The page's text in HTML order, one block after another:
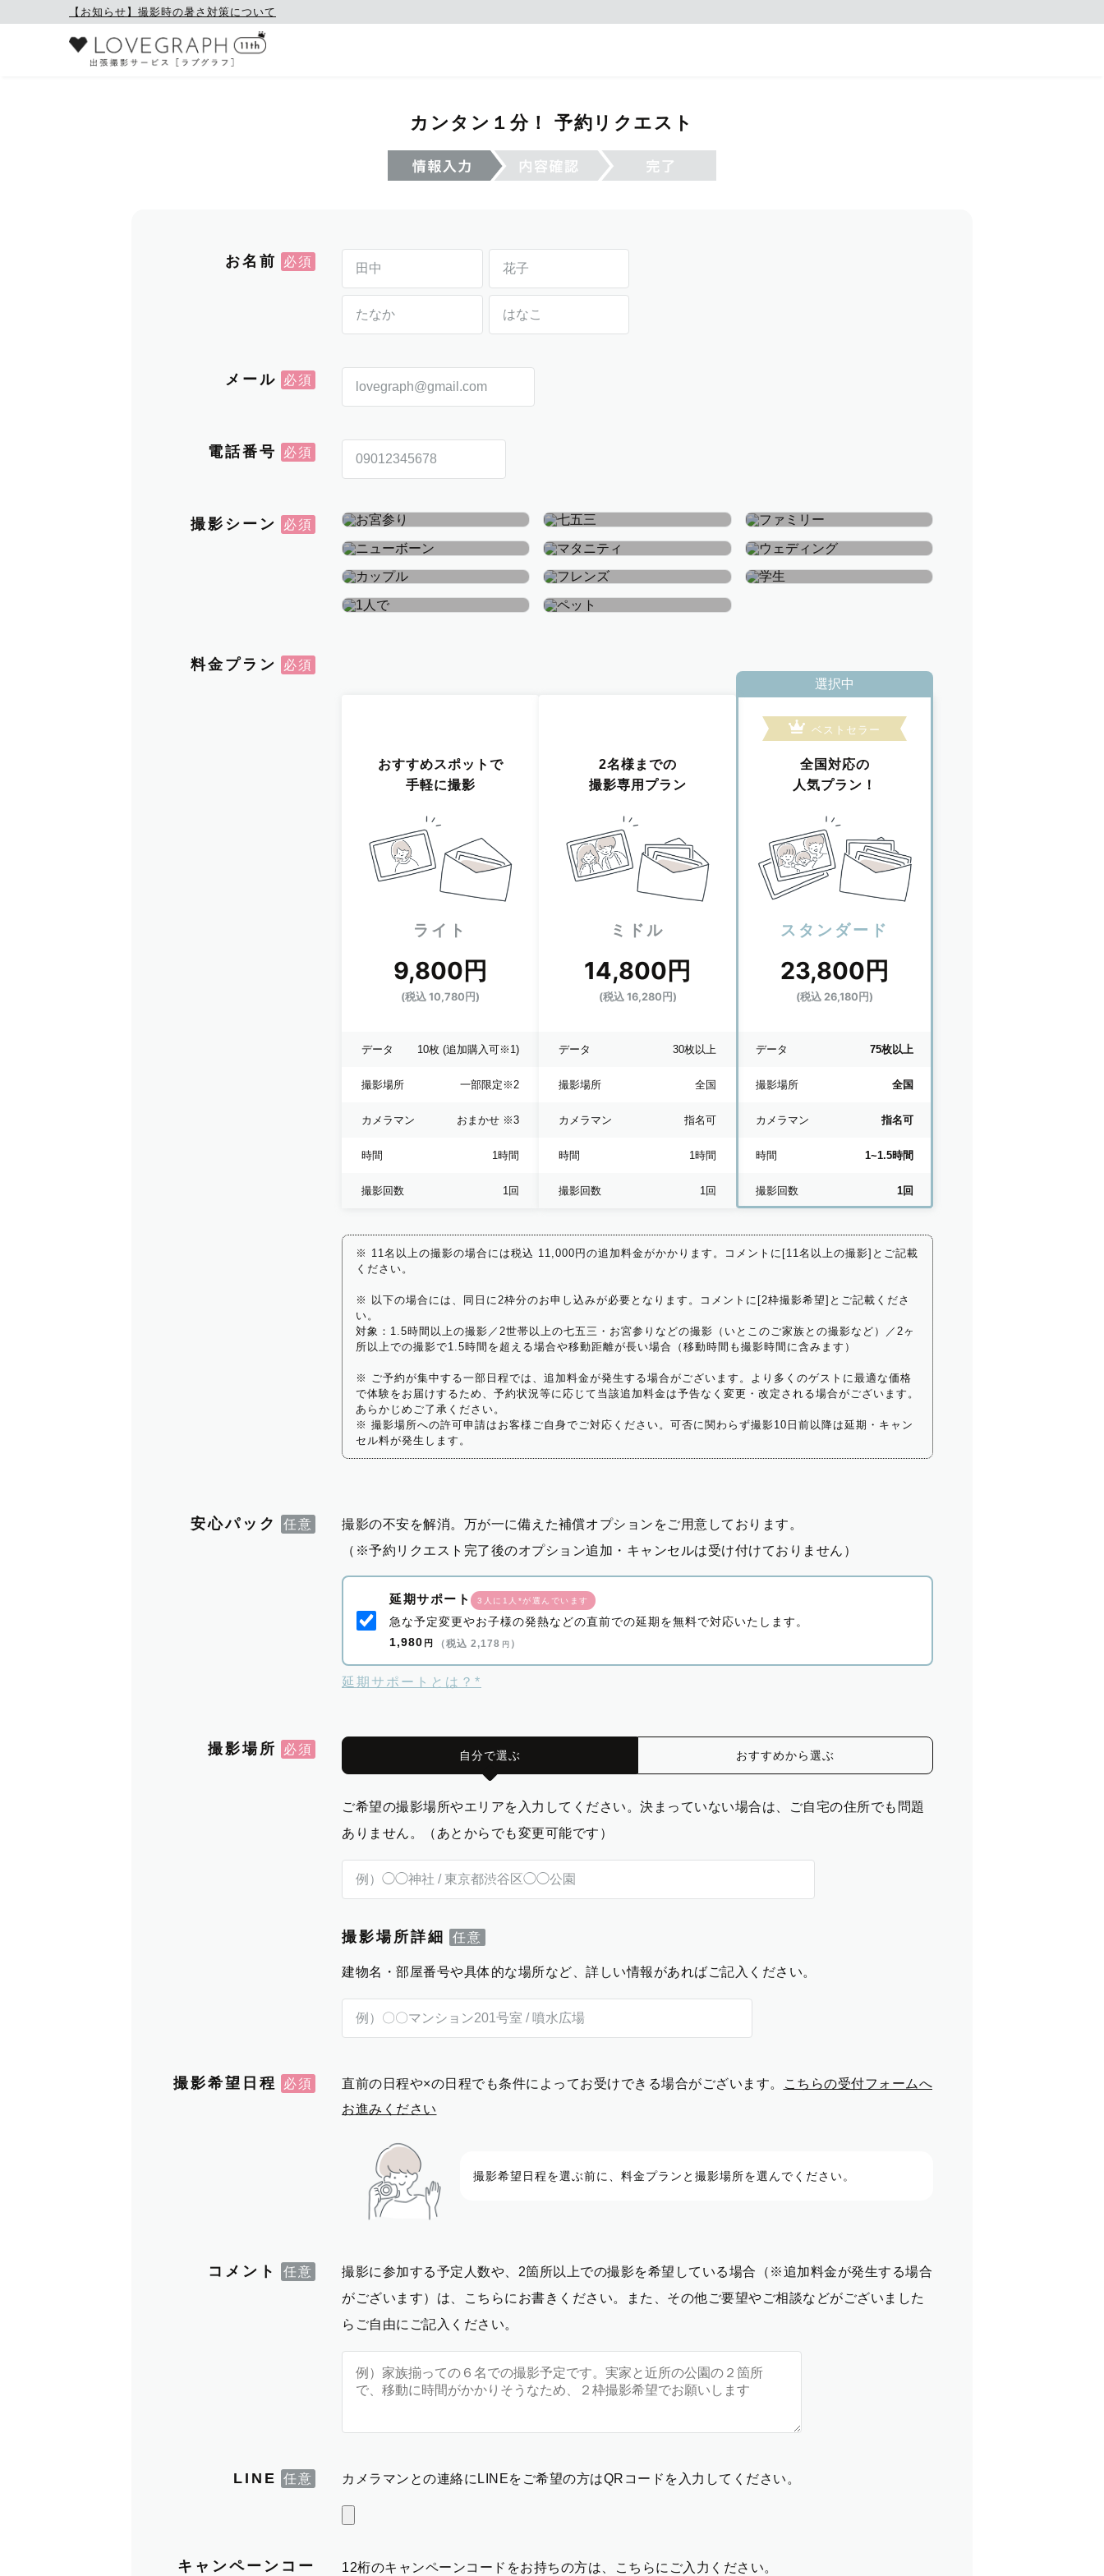
【お知らせ】撮影時の暑さ対策について
カンタン１分！ 予約リクエスト
お名前
メール
電話番号
撮影シーン
お宮参り・お食い初め
七五三
ファミリー
ニューボーン
マタニティ
ウェディング
料金プラン
おすすめスポットで
手軽に撮影
ライト
9,800円
(税込 10,780円)
データ 10枚 (追加購入可※1)
撮影場所 一部限定 ※2
カメラマン おまかせ ※3
時間 1時間
撮影回数 1回
2名様までの
撮影専用プラン
ミドル
14,800円
(税込 16,280円)
データ 30枚以上
撮影場所 全国
カメラマン 指名可
時間 1時間
撮影回数 1回
選択中
ベストセラー
全国対応の
人気プラン！
スタンダード
23,800円
(税込 26,180円)
データ 75枚以上
撮影場所 全国
カメラマン 指名可
時間 1~1.5時間
撮影回数 1回
※ 11名以上の撮影の場合には税込 11,000円の追加料金がかかります。コメントに[11名以上の撮影]とご記載
ください。
※ 以下の場合には、同日に2枠分のお申し込みが必要となります。コメントに[2枠撮影希望]とご記載くださ
い。
対象：1.5時間以上の撮影／2世帯以上の七五三・お宮参りなどの撮影（いとこのご家族との撮影など）／2ヶ
所以上での撮影で1.5時間を超える場合や移動距離が長い場合（移動時間も撮影時間に含みます）
※ ご予約が集中する一部日程では、追加料金が発生する場合がございます。より多くのゲストに最適な価格
で体験をお届けするため、予約状況等に応じて当該追加料金は予告なく変更・改定される場合がございます。
あらかじめご了承ください。
※ 撮影場所への許可申請はお客様ご自身でご対応ください。可否に関わらず撮影10日前以降は延期・キャン
セル料が発生します。
安心パック
撮影の不安を解消。万が一に備えた補償オプションをご用意しております。
（※予約リクエスト完了後のオプション追加・キャンセルは受け付けておりません）
延期サポート 3人に1人*が選んでいます
急な予定変更やお子様の発熱などの直前での延期を無料で対応いたします。
1,980 円 （税込 2,178 円 ）
延期サポートとは？*
撮影場所 自分で選ぶ おすすめから選ぶ
ご希望の撮影場所やエリアを入力してください。決まっていない場合は、ご自宅の住所でも問題
ありません。（あとからでも変更可能です）
撮影場所詳細
建物名・部屋番号や具体的な場所など、詳しい情報があればご記入ください。
撮影希望日程 直前の日程や×の日程でも条件によってお受けできる場合がございます。
こちらの受付フォームへ
お進みください
撮影希望日程を選ぶ前に、料金プランと撮影場所を選んでください。
コメント
撮影に参加する予定人数や、2箇所以上での撮影を希望している場合（※追加料金が発生する場合
がございます）は、こちらにお書きください。また、その他ご要望やご相談などがございました
らご自由にご記入ください。
LINE カメラマンとの連絡にLINEをご希望の方はQRコードを入力してください。
キャンペーンコー 12桁のキャンペーンコードをお持ちの方は、こちらにご入力ください。